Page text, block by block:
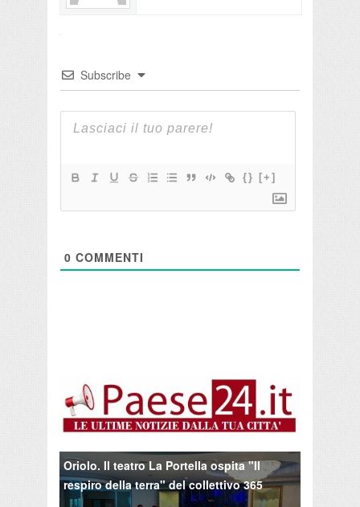
Subscribe
{} [+]
0 COMMENTI
Oriolo. Il teatro La Portella ospita "Il
respiro della terra" del collettivo 365